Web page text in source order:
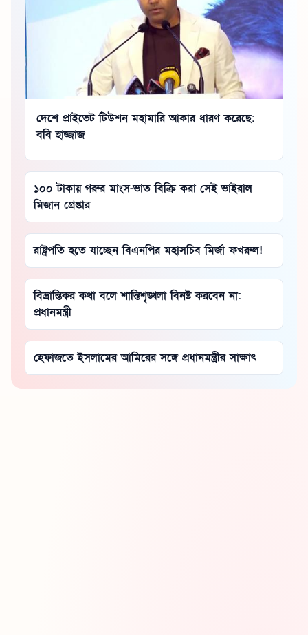
দেশে প্রাইভেট টিউশন মহামারি আকার ধারণ করেছে:
ববি হাজ্জাজ
১০০ টাকায় গরুর মাংস-ভাত বিক্রি করা সেই ভাইরাল
মিজান গ্রেপ্তার
রাষ্ট্রপতি হতে যাচ্ছেন বিএনপির মহাসচিব মির্জা ফখরুল!
বিভ্রান্তিকর কথা বলে শান্তিশৃঙ্খলা বিনষ্ট করবেন না:
প্রধানমন্ত্রী
হেফাজতে ইসলামের আমিরের সঙ্গে প্রধানমন্ত্রীর সাক্ষাৎ